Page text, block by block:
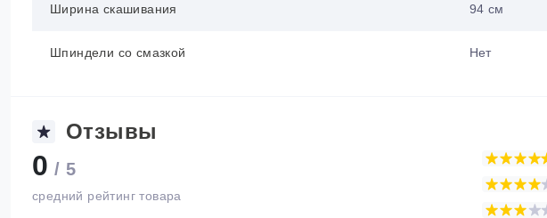
Ширина скашивания 94 см
Шпиндели со смазкой Нет
Отзывы
0 / 5
средний рейтинг товара